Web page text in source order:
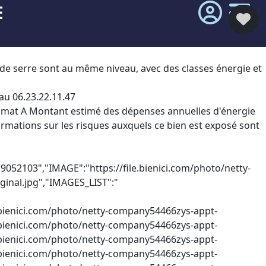
sont au même niveau, avec des classes énergie et
06.23.22.11.47
A Montant estimé des dépenses annuelles d'énergie
sur les risques auxquels ce bien est exposé sont
file.bienici.com/photo/netty-
photo/netty-company54466zys-appt-
photo/netty-company54466zys-appt-
photo/netty-company54466zys-appt-
photo/netty-company54466zys-appt-